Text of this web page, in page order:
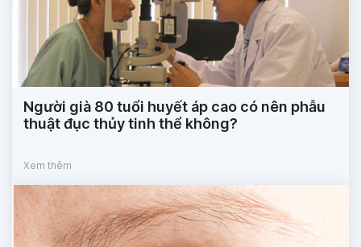
Người già 80 tuổi huyết áp cao có nên phẫu
thuật đục thủy tinh thể không?
Xem thêm